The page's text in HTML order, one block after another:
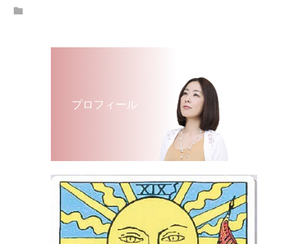
プロフィール